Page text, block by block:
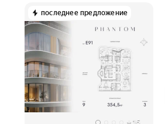
последнее предложение
+ 16